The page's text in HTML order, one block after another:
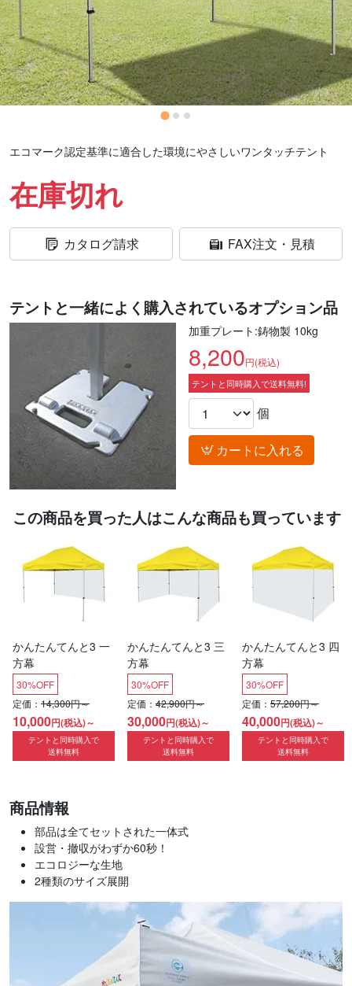
エコマーク認定基準に適合した環境にやさしいワンタッチテント
在庫切れ
カタログ請求 FAX注文・見積
テントと一緒によく購入されているオプション品
加重プレート:鋳物製 10kg
8,200円(税込)
テントと同時購入で送料無料!
個
カートに入れる
この商品を買った人はこんな商品も買っています
かんたんてんと3 一
方幕
30%OFF
定価： 14,300円～
10,000円(税込)～
テントと同時購入で
送料無料
かんたんてんと3 三
方幕
30%OFF
定価： 42,900円～
30,000円(税込)～
テントと同時購入で
送料無料
かんたんてんと3 四
方幕
30%OFF
定価： 57,200円～
40,000円(税込)～
テントと同時購入で
送料無料
商品情報
部品は全てセットされた一体式
設営・撤収がわずか60秒！
エコロジーな生地
2種類のサイズ展開